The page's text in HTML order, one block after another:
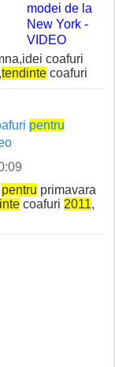
coafuri
,tendinte coafuri
pentru
pentru primavara
inte coafuri 2011,